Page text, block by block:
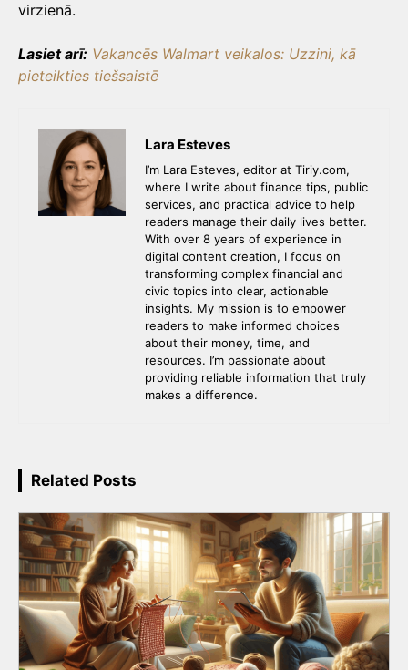
virzienā.
Lasiet arī: Vakancēs Walmart veikalos: Uzzini, kā
pieteikties tiešsaistē
Lara Esteves
I’m Lara Esteves, editor at Tiriy.com,
where I write about finance tips, public
services, and practical advice to help
readers manage their daily lives better.
With over 8 years of experience in
digital content creation, I focus on
transforming complex financial and
civic topics into clear, actionable
insights. My mission is to empower
readers to make informed choices
about their money, time, and
resources. I’m passionate about
providing reliable information that truly
makes a difference.
Related Posts